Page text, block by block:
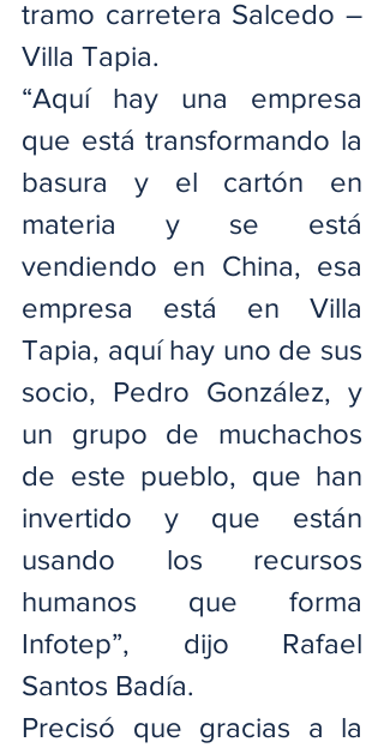
tramo carretera Salcedo –
Villa Tapia.
“Aquí hay una empresa
que está transformando la
basura y el cartón en
materia y se está
vendiendo en China, esa
empresa está en Villa
Tapia, aquí hay uno de sus
socio, Pedro González, y
un grupo de muchachos
de este pueblo, que han
invertido y que están
usando los recursos
humanos que forma
Infotep”, dijo Rafael
Santos Badía.
Precisó que gracias a la